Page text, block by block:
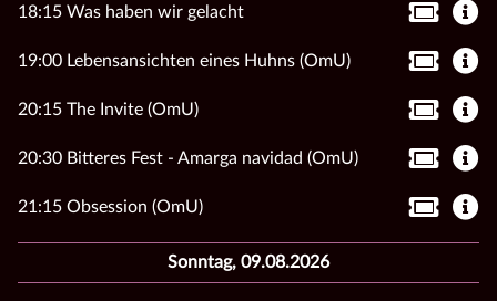
18:15 Was haben wir gelacht
19:00 Lebensansichten eines Huhns (OmU)
20:15 The Invite (OmU)
20:30 Bitteres Fest - Amarga navidad (OmU)
21:15 Obsession (OmU)
Sonntag, 09.08.2026